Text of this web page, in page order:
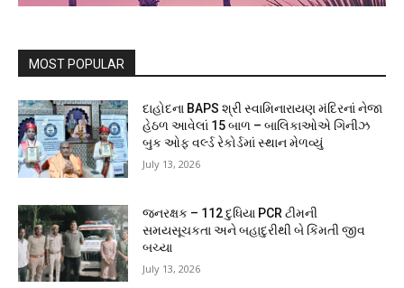
MOST POPULAR
દાહોદના BAPS શ્રી સ્વામિનારાયણ મંદિરનાં નેજા
હેઠળ આવેલાં 15 બાળ – બાલિકાઓએ ગિનીઝ
બુક ઓફ વર્લ્ડ રેકોર્ડમાં સ્થાન મેળવ્યું
July 13, 2026
જનરક્ષક – 112 દુધિયા PCR ટીમની
સમયસૂચકતા અને બહાદુરીથી બે કિંમતી જીવ
બચ્યા
July 13, 2026